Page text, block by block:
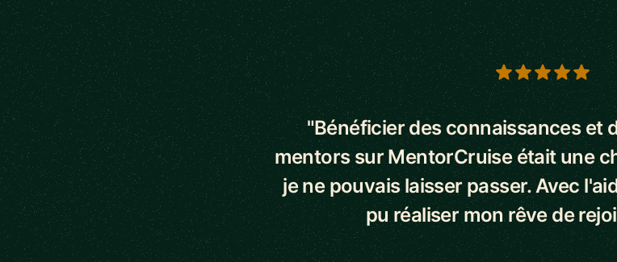
5 out of 5 stars
"Bénéficier des connaissances et
mentors sur MentorCruise était une
je ne pouvais laisser passer. Avec
pu réaliser mon rêve de